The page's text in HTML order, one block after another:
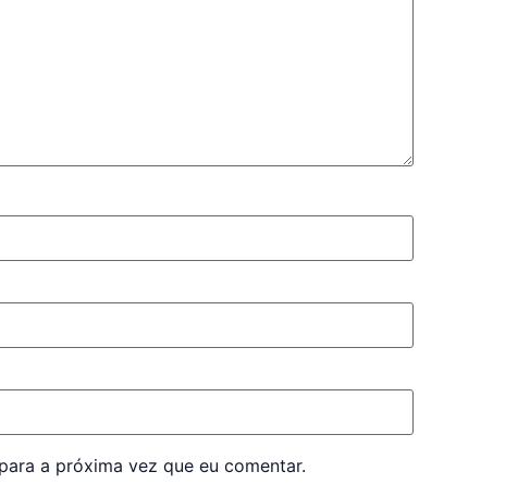
a próxima vez que eu comentar.